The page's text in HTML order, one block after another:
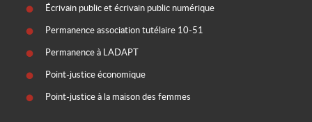
Écrivain public et écrivain public numérique
Permanence association tutélaire 10-51
Permanence à LADAPT
Point-justice économique
Point-justice à la maison des femmes